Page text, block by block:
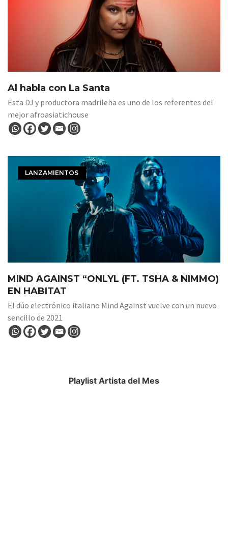
Al habla con La Santa
Esta DJ y productora madrileña es uno de los referentes del
mejor afroasiatichouse
LANZAMIENTOS
MIND AGAINST “ONLYL (FT. TSHA & NIMMO)
EN HABITAT
El dúo electrónico italiano Mind Against vuelve con un nuevo
sencillo de 2021
Playlist Artista del Mes